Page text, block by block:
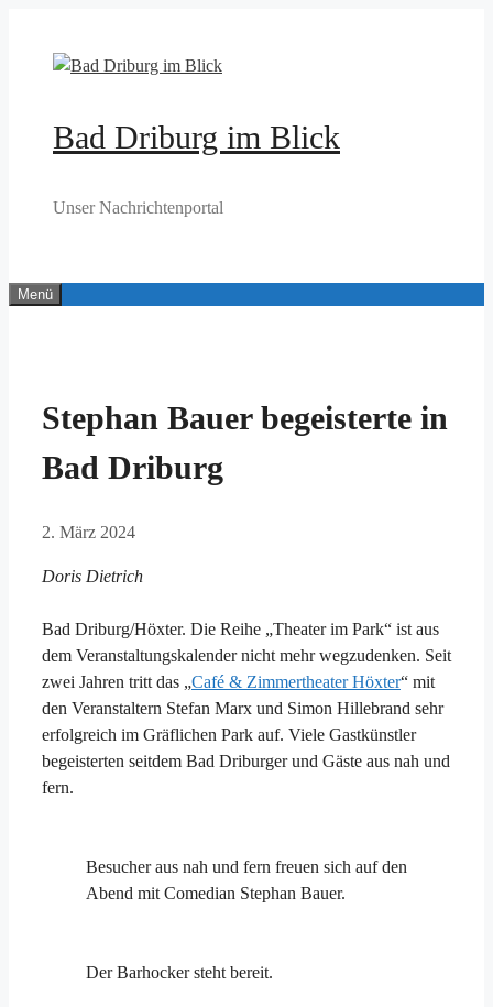
springen
Bad Driburg im Blick
Unser Nachrichtenportal
Menü
Stephan Bauer begeisterte in
Bad Driburg
2. März 2024
Doris Dietrich
Bad Driburg/Höxter. Die Reihe „Theater im Park“ ist aus
dem Veranstaltungskalender nicht mehr wegzudenken. Seit
zwei Jahren tritt das „Café & Zimmertheater Höxter“ mit
den Veranstaltern Stefan Marx und Simon Hillebrand sehr
erfolgreich im Gräflichen Park auf. Viele Gastkünstler
begeisterten seitdem Bad Driburger und Gäste aus nah und
fern.
Besucher aus nah und fern freuen sich auf den
Abend mit Comedian Stephan Bauer.
Der Barhocker steht bereit.